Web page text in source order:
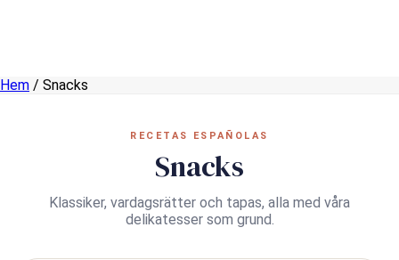
Hem / Snacks
RECETAS ESPAÑOLAS
Snacks
Klassiker, vardagsrätter och tapas, alla med våra
delikatesser som grund.